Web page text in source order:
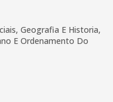
Geografia E Historia,
E Ordenamento Do